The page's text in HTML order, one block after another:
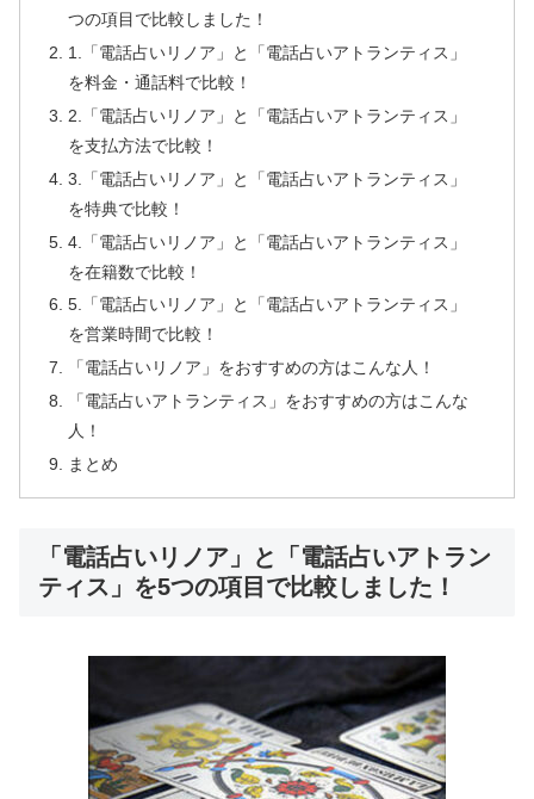
つの項目で比較しました！
1.「電話占いリノア」と「電話占いアトランティス」
を料金・通話料で比較！
2.「電話占いリノア」と「電話占いアトランティス」
を支払方法で比較！
3.「電話占いリノア」と「電話占いアトランティス」
を特典で比較！
4.「電話占いリノア」と「電話占いアトランティス」
を在籍数で比較！
5.「電話占いリノア」と「電話占いアトランティス」
を営業時間で比較！
「電話占いリノア」をおすすめの方はこんな人！
「電話占いアトランティス」をおすすめの方はこんな
人！
まとめ
「電話占いリノア」と「電話占いアトラン
ティス」を5つの項目で比較しました！